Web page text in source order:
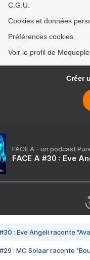
C.G.U.
Cookies et données
Préférences cookies
Voir le profil de
Créer
FACE A - un podcast
FACE A #30 : Eve
#30 : Eve Angeli raconte
#29 : MC Solaar raconte